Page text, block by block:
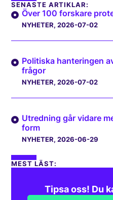
SENASTE ARTIKLAR:
Över 100 forskare
NYHETER, 2026-07-02
Politiska hanteringen
frågor
NYHETER, 2026-07-02
Utredning går vidare
form
NYHETER, 2026-06-29
MEST LÄST:
Tipsa oss! Du